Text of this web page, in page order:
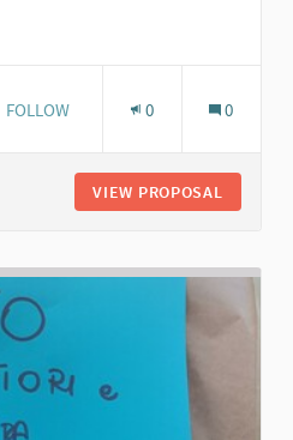
3 FOLLOWERS
FOLLOW 0 0
VIEW PROPOSAL